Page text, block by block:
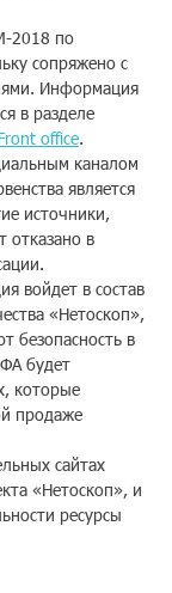
2018 по
сопряжено с
Информация
в разделе
office.
каналом
является
источники,
отказано в
войдет в состав
«Нетоскоп»,
безопасность в
будет
которые
продаже
сайтах
«Нетоскоп», и
ресурсы